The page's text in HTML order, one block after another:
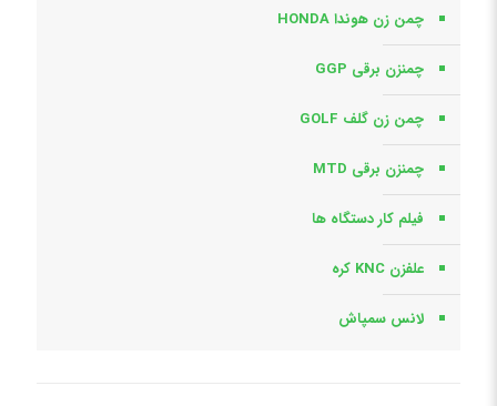
چمن زن هوندا HONDA
چمنزن برقی GGP
چمن زن گلف GOLF
چمنزن برقی MTD
فیلم کار دستگاه ها
علفزن KNC کره
لانس سمپاش